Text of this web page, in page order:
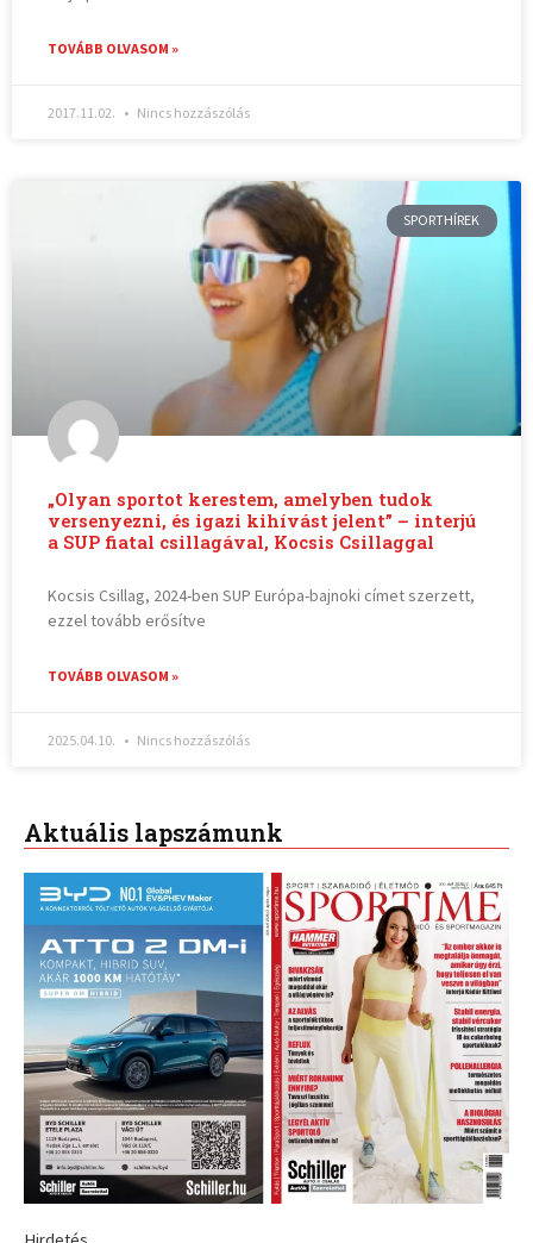
TOVÁBB OLVASOM »
2017.11.02. Nincs hozzászólás
SPORTHÍREK
„Olyan sportot kerestem, amelyben tudok
versenyezni, és igazi kihívást jelent” – interjú
a SUP fiatal csillagával, Kocsis Csillaggal
Kocsis Csillag, 2024-ben SUP Európa-bajnoki címet szerzett,
ezzel tovább erősítve
TOVÁBB OLVASOM »
2025.04.10. Nincs hozzászólás
Aktuális lapszámunk